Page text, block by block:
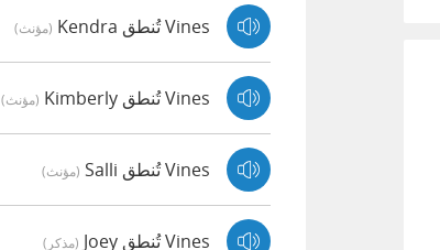
Vines تُنطق Kendra (مؤنث)
Vines تُنطق Kimberly (مؤنث)
Vines تُنطق Salli (مؤنث)
Vines تُنطق Joey (مذكر)